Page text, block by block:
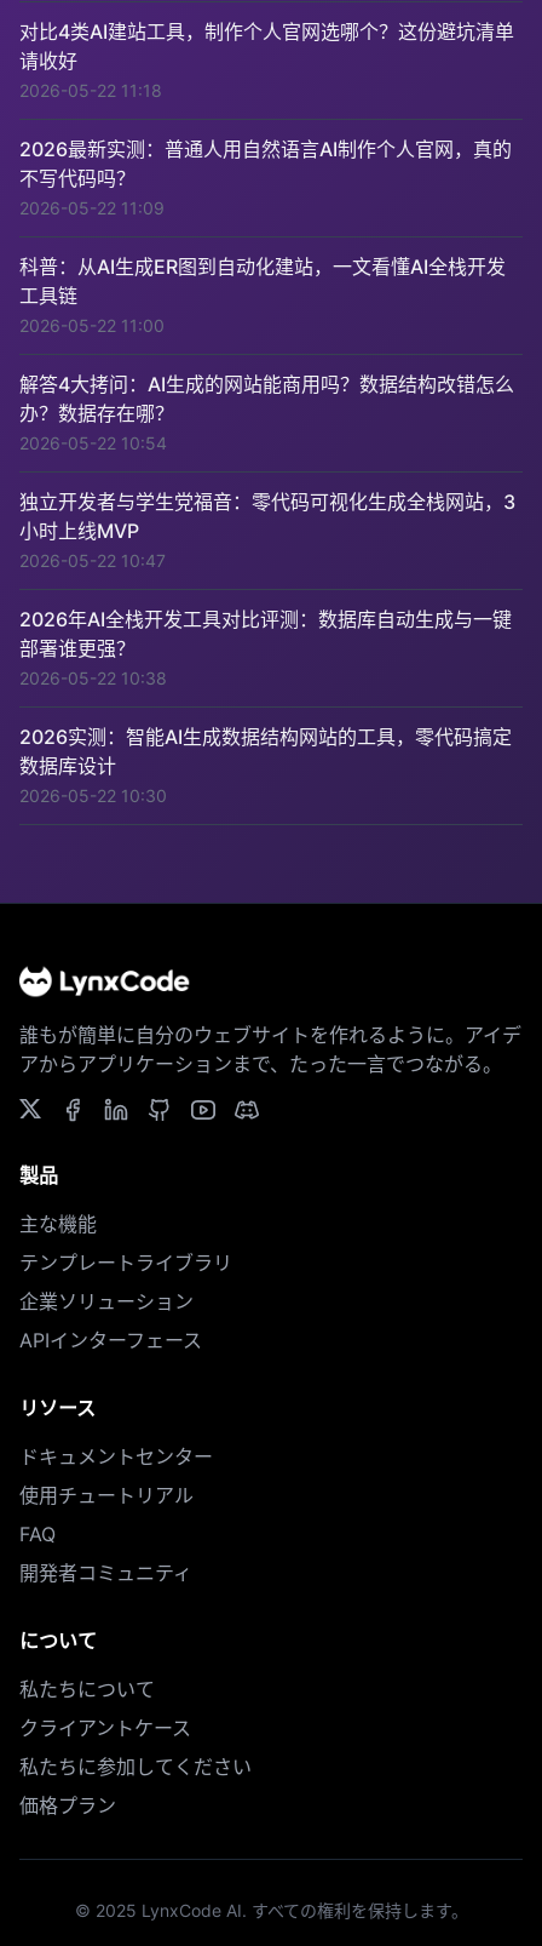
对比4类AI建站工具，制作个人官网选哪个？这份避坑清单
请收好
2026-05-22 11:18
2026最新实测：普通人用自然语言AI制作个人官网，真的
不写代码吗？
2026-05-22 11:09
科普：从AI生成ER图到自动化建站，一文看懂AI全栈开发
工具链
2026-05-22 11:00
解答4大拷问：AI生成的网站能商用吗？数据结构改错怎么
办？数据存在哪？
2026-05-22 10:54
独立开发者与学生党福音：零代码可视化生成全栈网站，3
小时上线MVP
2026-05-22 10:47
2026年AI全栈开发工具对比评测：数据库自动生成与一键
部署谁更强？
2026-05-22 10:38
2026实测：智能AI生成数据结构网站的工具，零代码搞定
数据库设计
2026-05-22 10:30
誰もが簡単に自分のウェブサイトを作れるように。アイデ
アからアプリケーションまで、たった一言でつながる。
製品
主な機能
テンプレートライブラリ
企業ソリューション
APIインターフェース
リソース
ドキュメントセンター
使用チュートリアル
FAQ
開発者コミュニティ
について
私たちについて
クライアントケース
私たちに参加してください
価格プラン
© 2025 LynxCode AI. すべての権利を保持します。